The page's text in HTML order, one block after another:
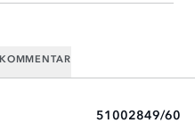
KOMMENTAR
51002849/60